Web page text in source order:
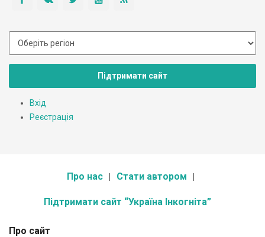
Підтримати сайт
Вхід
Реєстрація
Про нас Стати автором
Підтримати сайт “Україна Інкогніта”
Про сайт